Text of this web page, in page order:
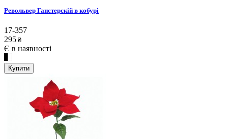
Револьвер Ганстерскій в кобурі
17-357
295 ₴
Є в наявності
Купити